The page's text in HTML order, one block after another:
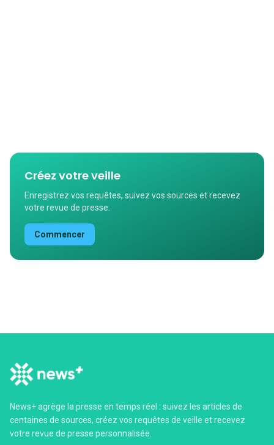
Créez votre veille
Enregistrez vos requêtes, suivez vos sources et recevez
votre revue de presse.
Commencer
News+ agrège la presse en temps réel : suivez les articles de
centaines de sources, créez vos requêtes de veille et recevez
votre revue de presse personnalisée.